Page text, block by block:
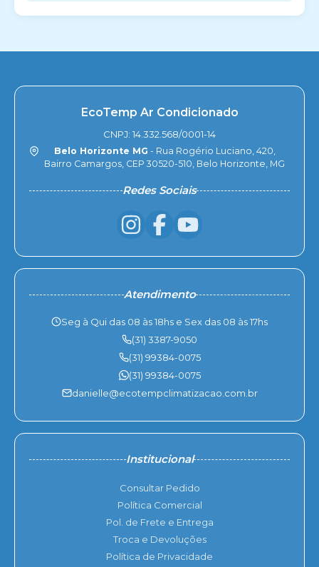
EcoTemp Ar Condicionado
CNPJ: 14.332.568/0001-14
Belo Horizonte MG - Rua Rogério Luciano, 420,
Bairro Camargos, CEP 30520-510, Belo Horizonte, MG
Redes Sociais
Atendimento
Seg à Qui das 08 às 18hs e Sex das 08 às 17hs
(31) 3387-9050
(31) 99384-0075
(31) 99384-0075
danielle@ecotempclimatizacao.com.br
Institucional
Consultar Pedido
Política Comercial
Pol. de Frete e Entrega
Troca e Devoluções
Política de Privacidade